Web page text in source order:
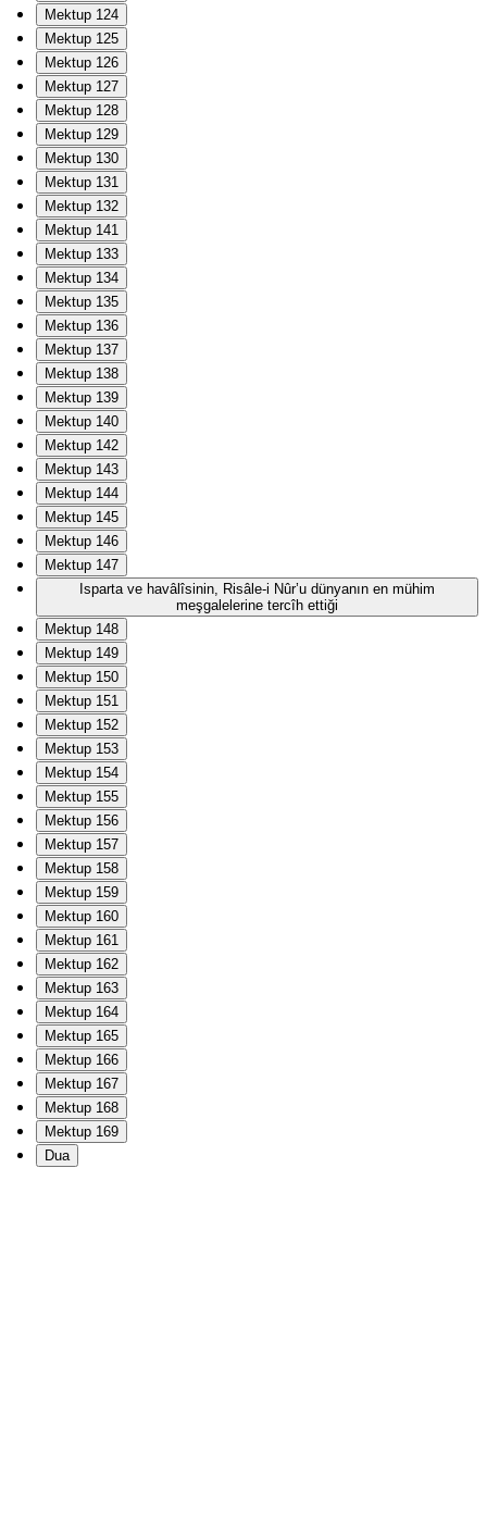
Mektup 124
Mektup 125
Mektup 126
Mektup 127
Mektup 128
Mektup 129
Mektup 130
Mektup 131
Mektup 132
Mektup 141
Mektup 133
Mektup 134
Mektup 135
Mektup 136
Mektup 137
Mektup 138
Mektup 139
Mektup 140
Mektup 142
Mektup 143
Mektup 144
Mektup 145
Mektup 146
Mektup 147
Isparta ve havâlîsinin, Risâle-i Nûr’u dünyanın en mühim
meşgalelerine tercîh ettiği
Mektup 148
Mektup 149
Mektup 150
Mektup 151
Mektup 152
Mektup 153
Mektup 154
Mektup 155
Mektup 156
Mektup 157
Mektup 158
Mektup 159
Mektup 160
Mektup 161
Mektup 162
Mektup 163
Mektup 164
Mektup 165
Mektup 166
Mektup 167
Mektup 168
Mektup 169
Dua